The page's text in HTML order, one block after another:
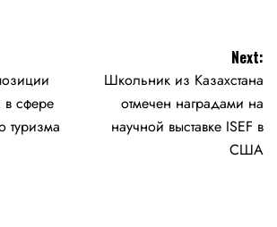
сфере
туризма
Next:
Школьник из Казахстана
отмечен наградами на
научной выставке ISEF в
США